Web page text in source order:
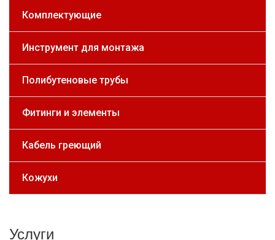
Комплектующие
Инструмент для монтажа
Полибутеновые трубы
Фитинги и элементы
Кабель греющий
Кожухи
Услуги